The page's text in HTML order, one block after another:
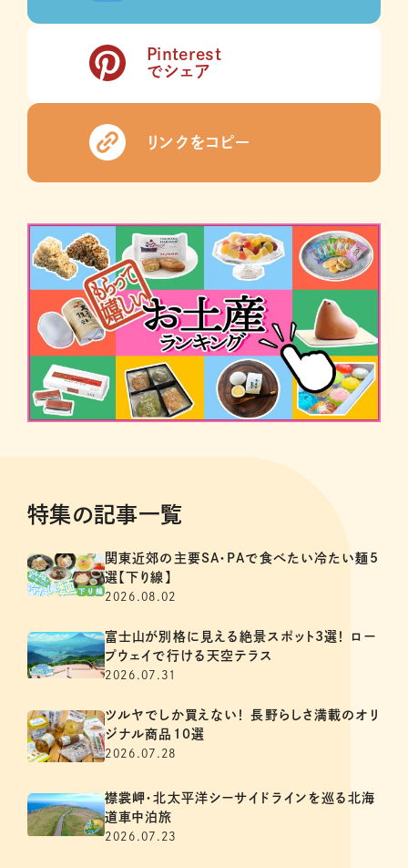
Pinterest
でシェア
リンクをコピー
特集の記事一覧
関東近郊の主要SA・PAで食べたい冷たい麺5
選【下り線】
2026.08.02
富士山が別格に見える絶景スポット3選！ ロー
プウェイで行ける天空テラス
2026.07.31
ツルヤでしか買えない！ 長野らしさ満載のオリ
ジナル商品10選
2026.07.28
襟裳岬・北太平洋シーサイドラインを巡る北海
道車中泊旅
2026.07.23